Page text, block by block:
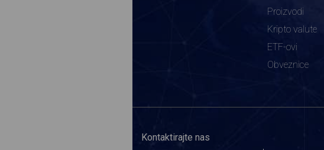
Proizvodi
Kripto valute
ETF-ovi
Obveznice
Kontaktirajte nas